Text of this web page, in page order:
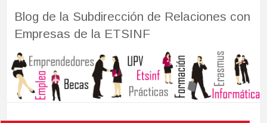
Blog de la Subdirección de Relaciones con
Empresas de la ETSINF